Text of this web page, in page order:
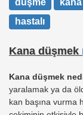
düşme
hastalı
Kana düşmek
Kana düşmek
yaralamak ya da
kan başına vurma